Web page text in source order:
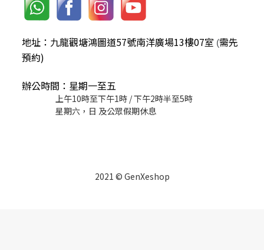
地址：九龍觀塘鴻圖道57號南洋廣場13樓07室 (需先
預約)
辦公時間：星期一至五
上午10時至下午1時 / 下午2時半至5時
星期六，日 及公眾假期休息
2021 © GenXeshop